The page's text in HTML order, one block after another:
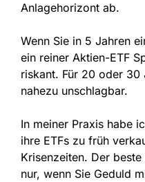
Anlagehorizont ab.
Wenn Sie in 5 Jahren
ein reiner Aktien-ETF
riskant. Für 20 oder 30
nahezu unschlagbar.
In meiner Praxis habe
ihre ETFs zu früh
Krisenzeiten. Der
nur, wenn Sie Geduld